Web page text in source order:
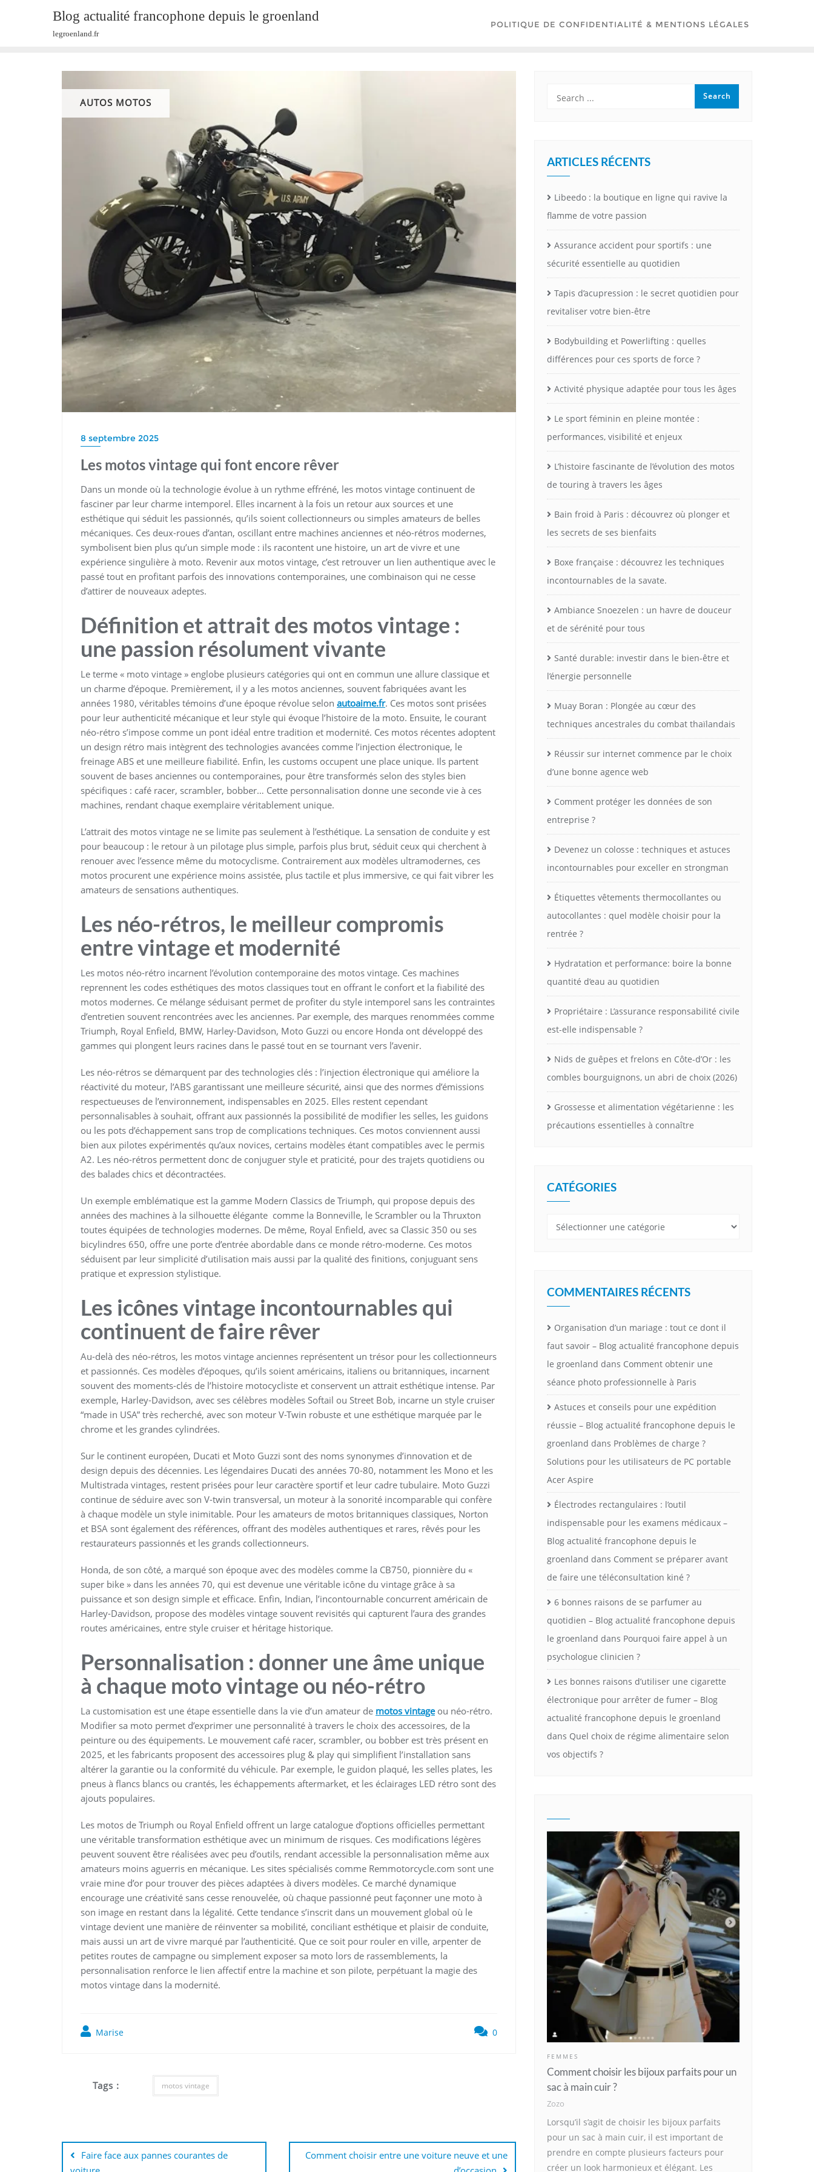
Blog actualité francophone depuis le groenland
legroenland.fr
POLITIQUE DE CONFIDENTIALITÉ & MENTIONS LÉGALES
AUTOS MOTOS
8 septembre 2025
Les motos vintage qui font encore rêver
Dans un monde où la technologie évolue à un rythme effréné, les motos vintage continuent de
fasciner par leur charme intemporel. Elles incarnent à la fois un retour aux sources et une
esthétique qui séduit les passionnés, qu’ils soient collectionneurs ou simples amateurs de belles
mécaniques. Ces deux-roues d’antan, oscillant entre machines anciennes et néo-rétros modernes,
symbolisent bien plus qu’un simple mode : ils racontent une histoire, un art de vivre et une
expérience singulière à moto. Revenir aux motos vintage, c’est retrouver un lien authentique avec le
passé tout en profitant parfois des innovations contemporaines, une combinaison qui ne cesse
d’attirer de nouveaux adeptes.
Définition et attrait des motos vintage :
une passion résolument vivante
Le terme « moto vintage » englobe plusieurs catégories qui ont en commun une allure classique et
un charme d’époque. Premièrement, il y a les motos anciennes, souvent fabriquées avant les
années 1980, véritables témoins d’une époque révolue selon autoaime.fr. Ces motos sont prisées
pour leur authenticité mécanique et leur style qui évoque l’histoire de la moto. Ensuite, le courant
néo-rétro s’impose comme un pont idéal entre tradition et modernité. Ces motos récentes adoptent
un design rétro mais intègrent des technologies avancées comme l’injection électronique, le
freinage ABS et une meilleure fiabilité. Enfin, les customs occupent une place unique. Ils partent
souvent de bases anciennes ou contemporaines, pour être transformés selon des styles bien
spécifiques : café racer, scrambler, bobber… Cette personnalisation donne une seconde vie à ces
machines, rendant chaque exemplaire véritablement unique.
L’attrait des motos vintage ne se limite pas seulement à l’esthétique. La sensation de conduite y est
pour beaucoup : le retour à un pilotage plus simple, parfois plus brut, séduit ceux qui cherchent à
renouer avec l’essence même du motocyclisme. Contrairement aux modèles ultramodernes, ces
motos procurent une expérience moins assistée, plus tactile et plus immersive, ce qui fait vibrer les
amateurs de sensations authentiques.
Les néo-rétros, le meilleur compromis
entre vintage et modernité
Les motos néo-rétro incarnent l’évolution contemporaine des motos vintage. Ces machines
reprennent les codes esthétiques des motos classiques tout en offrant le confort et la fiabilité des
motos modernes. Ce mélange séduisant permet de profiter du style intemporel sans les contraintes
d’entretien souvent rencontrées avec les anciennes. Par exemple, des marques renommées comme
Triumph, Royal Enfield, BMW, Harley-Davidson, Moto Guzzi ou encore Honda ont développé des
gammes qui plongent leurs racines dans le passé tout en se tournant vers l’avenir.
Les néo-rétros se démarquent par des technologies clés : l’injection électronique qui améliore la
réactivité du moteur, l’ABS garantissant une meilleure sécurité, ainsi que des normes d’émissions
respectueuses de l’environnement, indispensables en 2025. Elles restent cependant
personnalisables à souhait, offrant aux passionnés la possibilité de modifier les selles, les guidons
ou les pots d’échappement sans trop de complications techniques. Ces motos conviennent aussi
bien aux pilotes expérimentés qu’aux novices, certains modèles étant compatibles avec le permis
A2. Les néo-rétros permettent donc de conjuguer style et praticité, pour des trajets quotidiens ou
des balades chics et décontractées.
Un exemple emblématique est la gamme Modern Classics de Triumph, qui propose depuis des
années des machines à la silhouette élégante comme la Bonneville, le Scrambler ou la Thruxton
toutes équipées de technologies modernes. De même, Royal Enfield, avec sa Classic 350 ou ses
bicylindres 650, offre une porte d’entrée abordable dans ce monde rétro-moderne. Ces motos
séduisent par leur simplicité d’utilisation mais aussi par la qualité des finitions, conjuguant sens
pratique et expression stylistique.
Les icônes vintage incontournables qui
continuent de faire rêver
Au-delà des néo-rétros, les motos vintage anciennes représentent un trésor pour les collectionneurs
et passionnés. Ces modèles d’époques, qu’ils soient américains, italiens ou britanniques, incarnent
souvent des moments-clés de l’histoire motocycliste et conservent un attrait esthétique intense. Par
exemple, Harley-Davidson, avec ses célèbres modèles Softail ou Street Bob, incarne un style cruiser
“made in USA” très recherché, avec son moteur V-Twin robuste et une esthétique marquée par le
chrome et les grandes cylindrées.
Sur le continent européen, Ducati et Moto Guzzi sont des noms synonymes d’innovation et de
design depuis des décennies. Les légendaires Ducati des années 70-80, notamment les Mono et les
Multistrada vintages, restent prisées pour leur caractère sportif et leur cadre tubulaire. Moto Guzzi
continue de séduire avec son V-twin transversal, un moteur à la sonorité incomparable qui confère
à chaque modèle un style inimitable. Pour les amateurs de motos britanniques classiques, Norton
et BSA sont également des références, offrant des modèles authentiques et rares, rêvés pour les
restaurateurs passionnés et les grands collectionneurs.
Honda, de son côté, a marqué son époque avec des modèles comme la CB750, pionnière du «
super bike » dans les années 70, qui est devenue une véritable icône du vintage grâce à sa
puissance et son design simple et efficace. Enfin, Indian, l’incontournable concurrent américain de
Harley-Davidson, propose des modèles vintage souvent revisités qui capturent l’aura des grandes
routes américaines, entre style cruiser et héritage historique.
Personnalisation : donner une âme unique
à chaque moto vintage ou néo-rétro
La customisation est une étape essentielle dans la vie d’un amateur de motos vintageou néo-rétro.
Modifier sa moto permet d’exprimer une personnalité à travers le choix des accessoires, de la
peinture ou des équipements. Le mouvement café racer, scrambler, ou bobber est très présent en
2025, et les fabricants proposent des accessoires plug & play qui simplifient l’installation sans
altérer la garantie ou la conformité du véhicule. Par exemple, le guidon plaqué, les selles plates, les
pneus à flancs blancs ou crantés, les échappements aftermarket, et les éclairages LED rétro sont des
ajouts populaires.
Les motos de Triumph ou Royal Enfield offrent un large catalogue d’options officielles permettant
une véritable transformation esthétique avec un minimum de risques. Ces modifications légères
peuvent souvent être réalisées avec peu d’outils, rendant accessible la personnalisation même aux
amateurs moins aguerris en mécanique. Les sites spécialisés comme Remmotorcycle.com sont une
vraie mine d’or pour trouver des pièces adaptées à divers modèles. Ce marché dynamique
encourage une créativité sans cesse renouvelée, où chaque passionné peut façonner une moto à
son image en restant dans la légalité. Cette tendance s’inscrit dans un mouvement global où le
vintage devient une manière de réinventer sa mobilité, conciliant esthétique et plaisir de conduite,
mais aussi un art de vivre marqué par l’authenticité. Que ce soit pour rouler en ville, arpenter de
petites routes de campagne ou simplement exposer sa moto lors de rassemblements, la
personnalisation renforce le lien affectif entre la machine et son pilote, perpétuant la magie des
motos vintage dans la modernité.
Marise 0
Tags : motos vintage
deFaire face aux pannes courantes de
Comment choisir entre une voiture neuve et une
ARTICLES RÉCENTS
Libeedo : la boutique en ligne qui ravive la
flamme de votre passion
Assurance accident pour sportifs : une
sécurité essentielle au quotidien
Tapis d’acupression : le secret quotidien pour
revitaliser votre bien-être
Bodybuilding et Powerlifting : quelles
différences pour ces sports de force ?
Activité physique adaptée pour tous les âges
Le sport féminin en pleine montée :
performances, visibilité et enjeux
L’histoire fascinante de l’évolution des motos
de touring à travers les âges
Bain froid à Paris : découvrez où plonger et
les secrets de ses bienfaits
Boxe française : découvrez les techniques
incontournables de la savate.
Ambiance Snoezelen : un havre de douceur
et de sérénité pour tous
Santé durable: investir dans le bien-être et
l’énergie personnelle
Muay Boran : Plongée au cœur des
techniques ancestrales du combat thaïlandais
Réussir sur internet commence par le choix
d’une bonne agence web
Comment protéger les données de son
entreprise ?
Devenez un colosse : techniques et astuces
incontournables pour exceller en strongman
Étiquettes vêtements thermocollantes ou
autocollantes : quel modèle choisir pour la
rentrée ?
Hydratation et performance: boire la bonne
quantité d’eau au quotidien
Propriétaire : L’assurance responsabilité civile
est-elle indispensable ?
Nids de guêpes et frelons en Côte-d’Or : les
combles bourguignons, un abri de choix (2026)
Grossesse et alimentation végétarienne : les
précautions essentielles à connaître
CATÉGORIES
Catégories
COMMENTAIRES RÉCENTS
Organisation d’un mariage : tout ce dont il
faut savoir – Blog actualité francophone depuis
le groenland dans Comment obtenir une
séance photo professionnelle à Paris
Astuces et conseils pour une expédition
réussie – Blog actualité francophone depuis le
groenland dans Problèmes de charge ?
Solutions pour les utilisateurs de PC portable
Acer Aspire
Électrodes rectangulaires : l’outil
indispensable pour les examens médicaux –
Blog actualité francophone depuis le
groenland dans Comment se préparer avant
de faire une téléconsultation kiné ?
6 bonnes raisons de se parfumer au
quotidien – Blog actualité francophone depuis
le groenland dans Pourquoi faire appel à un
psychologue clinicien ?
Les bonnes raisons d’utiliser une cigarette
électronique pour arrêter de fumer – Blog
actualité francophone depuis le groenland
dans Quel choix de régime alimentaire selon
vos objectifs ?
FEMMES
Comment choisir les bijoux parfaits pour un
sac à main cuir ?
Zozo
Lorsqu’il s’agit de choisir les bijoux parfaits
pour un sac à main cuir, il est important de
prendre en compte plusieurs facteurs pour
créer un look harmonieux et élégant. Les